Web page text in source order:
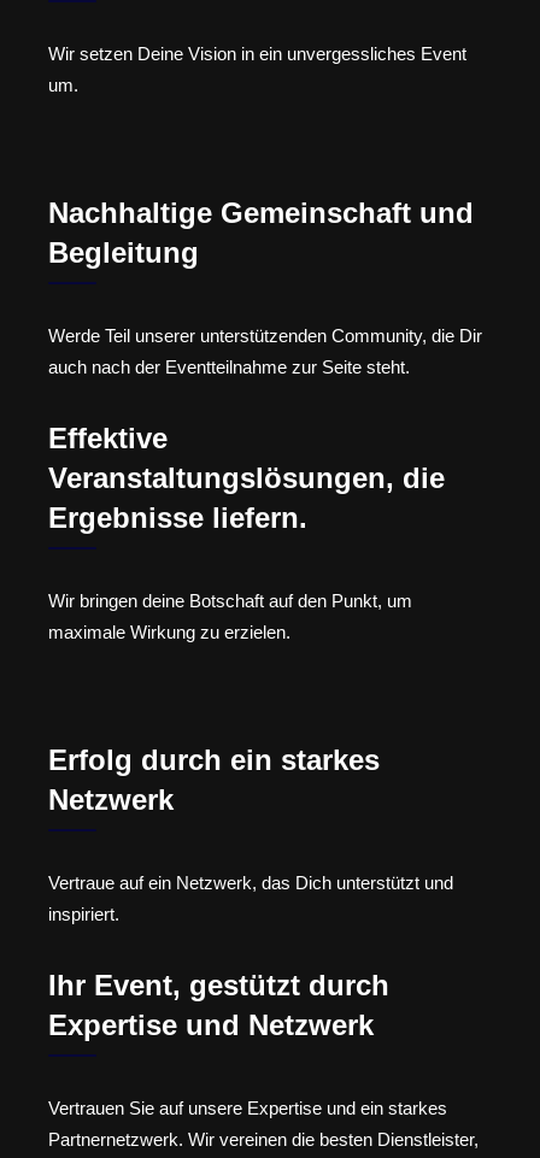
Wir setzen Deine Vision in ein unvergessliches Event
um.
Nachhaltige Gemeinschaft und
Begleitung
Werde Teil unserer unterstützenden Community, die Dir
auch nach der Eventteilnahme zur Seite steht.
Effektive
Veranstaltungslösungen, die
Ergebnisse liefern.
Wir bringen deine Botschaft auf den Punkt, um
maximale Wirkung zu erzielen.
Erfolg durch ein starkes
Netzwerk
Vertraue auf ein Netzwerk, das Dich unterstützt und
inspiriert.
Ihr Event, gestützt durch
Expertise und Netzwerk
Vertrauen Sie auf unsere Expertise und ein starkes
Partnernetzwerk. Wir vereinen die besten Dienstleister,